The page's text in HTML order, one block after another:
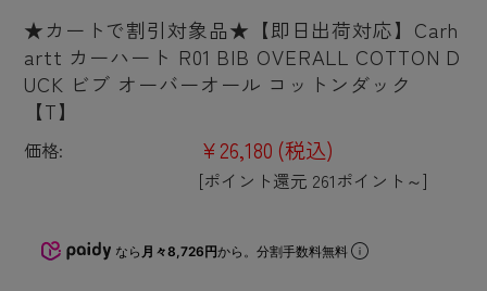
★カートで割引対象品★【即日出荷対応】Carh
artt カーハート R01 BIB OVERALL COTTON D
UCK ビブ オーバーオール コットンダック
【T】
価格: ¥26,180 (税込)
[ポイント還元 261ポイント～]
なら 月々8,726円から。分割手数料無料